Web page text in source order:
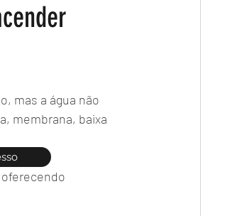
mas a água não
membrana, baixa